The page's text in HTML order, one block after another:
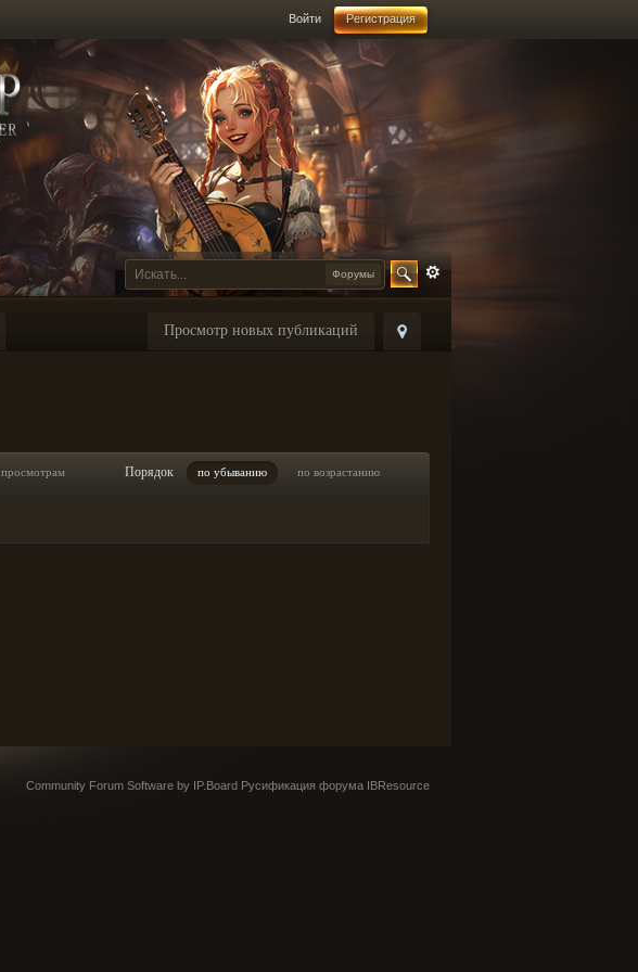
Войти Регистрация
Форумы
Просмотр новых публикаций
просмотрам Порядок по убыванию по возрастанию
Community Forum Software by IP.Board Русификация форума IBResource